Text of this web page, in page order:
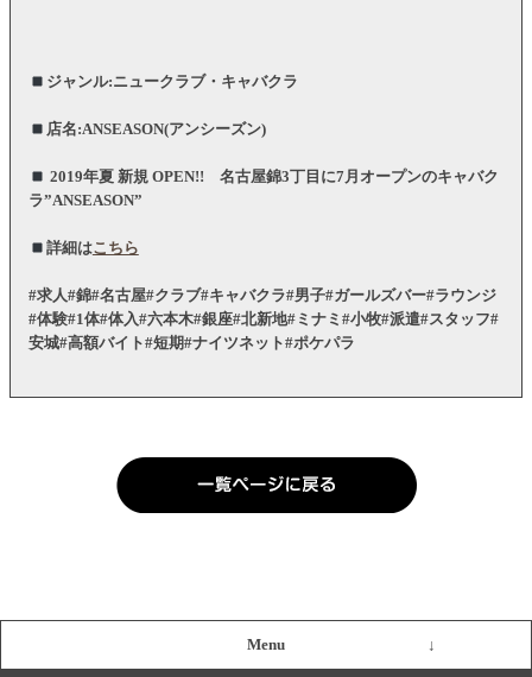
ジャンル:ニュークラブ・キャバクラ
店名:ANSEASON(アンシーズン)
2019年夏 新規OPEN!! 名古屋錦3丁目に7月オープンのキャバク
ラ”ANSEASON”
詳細はこちら
#求人#錦#名古屋#クラブ#キャバクラ#男子#ガールズバー#ラウンジ
#体験#1体#体入#六本木#銀座#北新地# ミナミ #小牧#派遣#スタッフ#
安城#高額バイト#短期#ナイツネット#ポケパラ
Menu